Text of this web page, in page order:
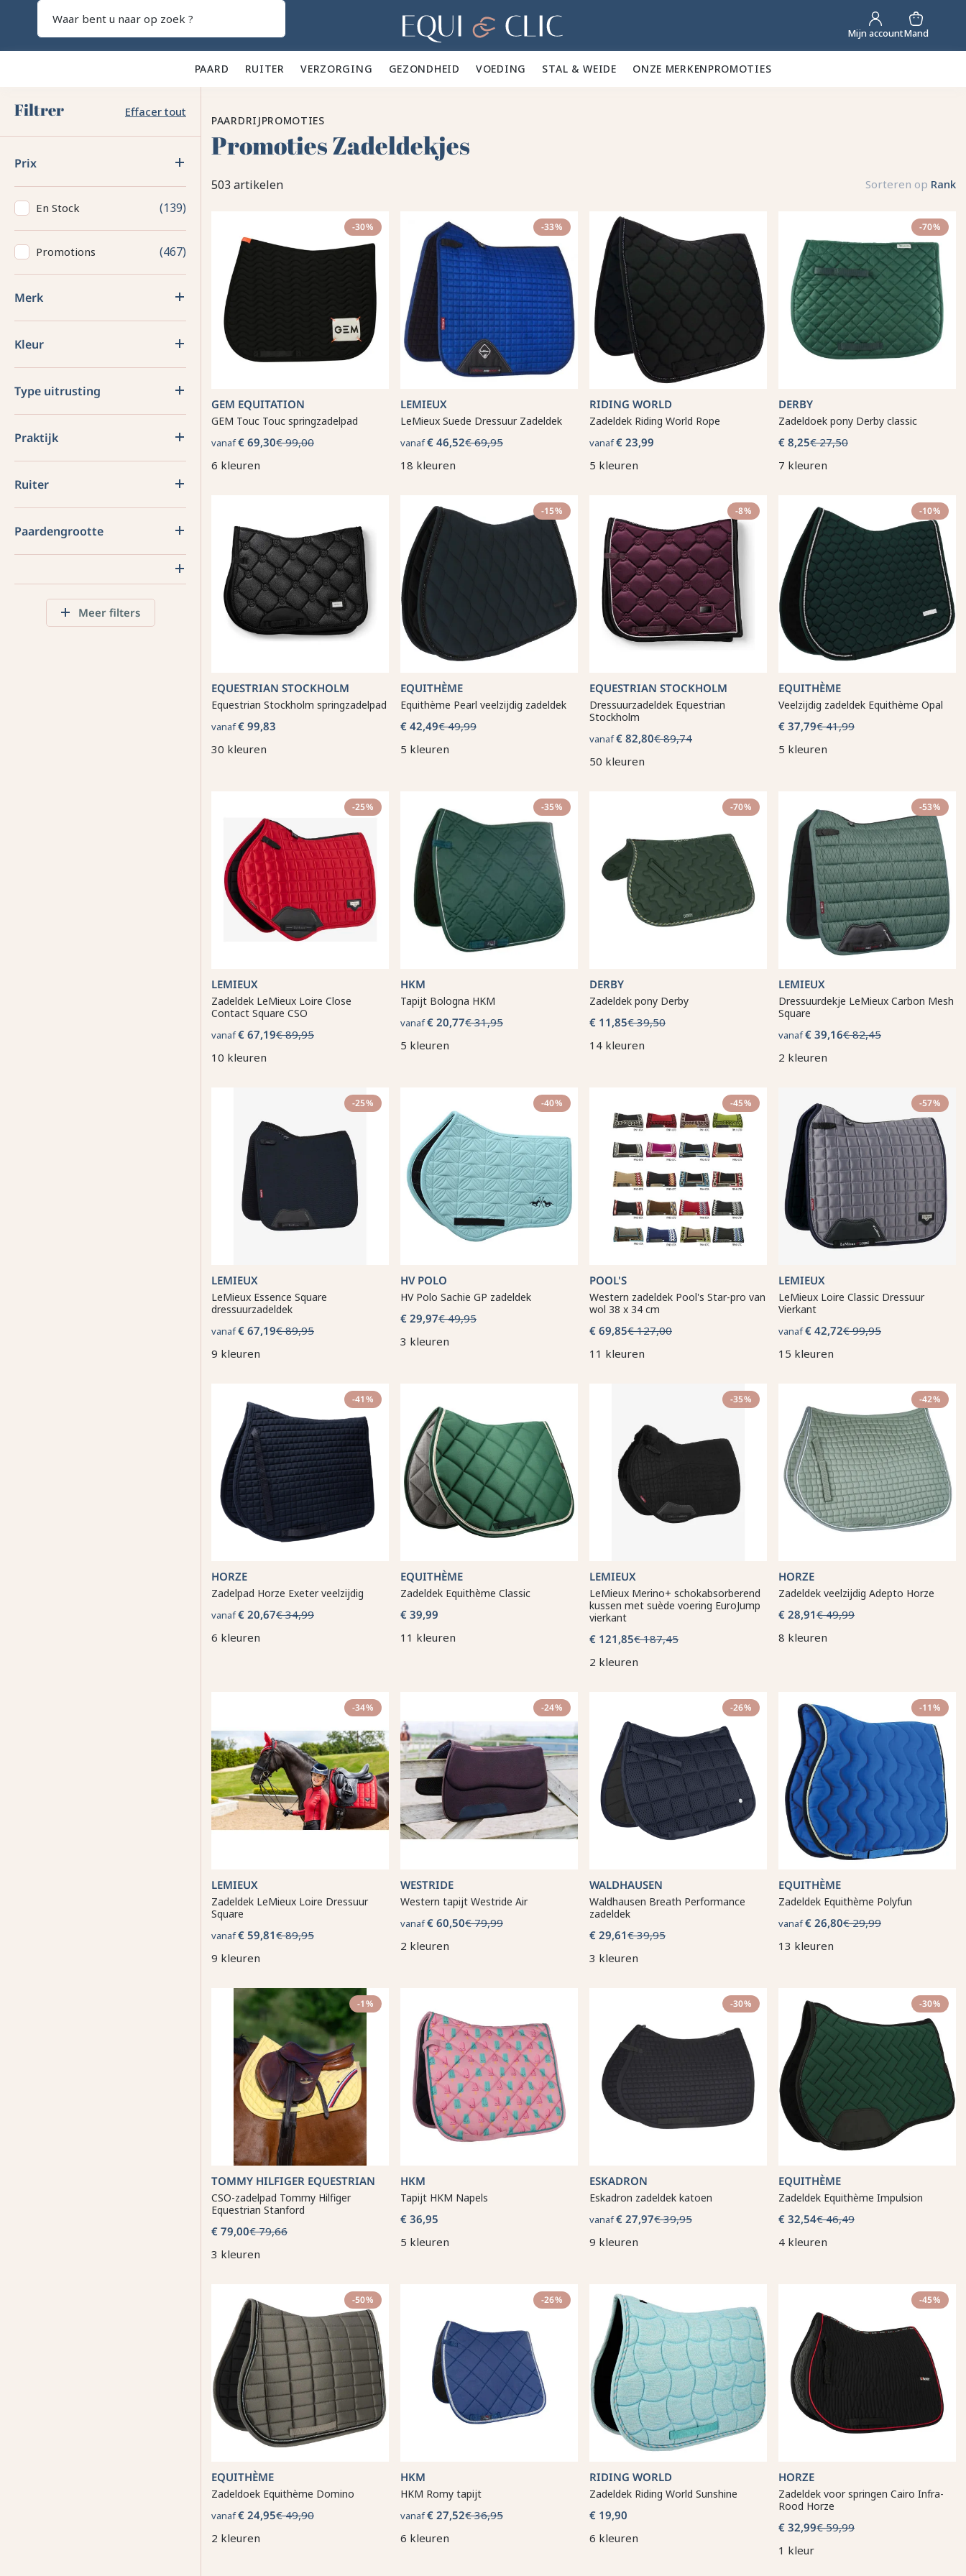
Home Mijn accountMand
PAARD 🐎 RUITER 👕VERZORGING 🪮 GEZONDHEID ✨VOEDING 🥕 STAL & WEIDE 🍃 ONZE MERKENPROMOTIES
Filtrer Effacer tout
Prix
En Stock 139
Promotions 467
Merk
Kleur
Type uitrusting
Praktijk
Ruiter
Paardengrootte
Meer filters
PAARDRIJPROMOTIES
Promoties Zadeldekjes
503 artikelen Sorteren op Rank
-30%
GEM EQUITATION
GEM Touc Touc springzadelpad
vanaf€ 69,30€ 99,00
6 kleuren
-33%
LEMIEUX
LeMieux Suede Dressuur Zadeldek
vanaf€ 46,52€ 69,95
18 kleuren
RIDING WORLD
Zadeldek Riding World Rope
vanaf€ 23,99
5 kleuren
-70%
DERBY
Zadeldoek pony Derby classic
€ 8,25€ 27,50
7 kleuren
EQUESTRIAN STOCKHOLM
Equestrian Stockholm springzadelpad
vanaf€ 99,83
30 kleuren
-15%
EQUITHÈME
Equithème Pearl veelzijdig zadeldek
€ 42,49€ 49,99
5 kleuren
-8%
EQUESTRIAN STOCKHOLM
Dressuurzadeldek Equestrian
Stockholm
vanaf€ 82,80€ 89,74
50 kleuren
-10%
EQUITHÈME
Veelzijdig zadeldek Equithème Opal
€ 37,79€ 41,99
5 kleuren
-25%
LEMIEUX
Zadeldek LeMieux Loire Close
Contact Square CSO
vanaf€ 67,19€ 89,95
10 kleuren
-35%
HKM
Tapijt Bologna HKM
vanaf€ 20,77€ 31,95
5 kleuren
-70%
DERBY
Zadeldek pony Derby
€ 11,85€ 39,50
14 kleuren
-53%
LEMIEUX
Dressuurdekje LeMieux Carbon Mesh
Square
vanaf€ 39,16€ 82,45
2 kleuren
-25%
LEMIEUX
LeMieux Essence Square
dressuurzadeldek
vanaf€ 67,19€ 89,95
9 kleuren
-40%
HV POLO
HV Polo Sachie GP zadeldek
€ 29,97€ 49,95
3 kleuren
-45%
POOL'S
Western zadeldek Pool's Star-pro van
wol 38 x 34 cm
€ 69,85€ 127,00
11 kleuren
-57%
LEMIEUX
LeMieux Loire Classic Dressuur
Vierkant
vanaf€ 42,72€ 99,95
15 kleuren
-41%
HORZE
Zadelpad Horze Exeter veelzijdig
vanaf€ 20,67€ 34,99
6 kleuren
EQUITHÈME
Zadeldek Equithème Classic
€ 39,99
11 kleuren
-35%
LEMIEUX
LeMieux Merino+ schokabsorberend
kussen met suède voering EuroJump
vierkant
€ 121,85€ 187,45
2 kleuren
-42%
HORZE
Zadeldek veelzijdig Adepto Horze
€ 28,91€ 49,99
8 kleuren
-34%
LEMIEUX
Zadeldek LeMieux Loire Dressuur
Square
vanaf€ 59,81€ 89,95
9 kleuren
-24%
WESTRIDE
Western tapijt Westride Air
vanaf€ 60,50€ 79,99
2 kleuren
-26%
WALDHAUSEN
Waldhausen Breath Performance
zadeldek
€ 29,61€ 39,95
3 kleuren
-11%
EQUITHÈME
Zadeldek Equithème Polyfun
vanaf€ 26,80€ 29,99
13 kleuren
-1%
TOMMY HILFIGER EQUESTRIAN
CSO-zadelpad Tommy Hilfiger
Equestrian Stanford
€ 79,00€ 79,66
3 kleuren
HKM
Tapijt HKM Napels
€ 36,95
5 kleuren
-30%
ESKADRON
Eskadron zadeldek katoen
vanaf€ 27,97€ 39,95
9 kleuren
-30%
EQUITHÈME
Zadeldek Equithème Impulsion
€ 32,54€ 46,49
4 kleuren
-50%
EQUITHÈME
Zadeldoek Equithème Domino
vanaf€ 24,95€ 49,90
2 kleuren
-26%
HKM
HKM Romy tapijt
vanaf€ 27,52€ 36,95
6 kleuren
RIDING WORLD
Zadeldek Riding World Sunshine
€ 19,90
6 kleuren
-45%
HORZE
Zadeldek voor springen Cairo Infra-
Rood Horze
€ 32,99€ 59,99
1 kleur